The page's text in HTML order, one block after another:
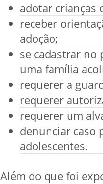
adotar crianças
receber
adoção;
se cadastrar no
uma família
requerer a
requerer
requerer um
denunciar caso
adolescentes.
Além do que foi